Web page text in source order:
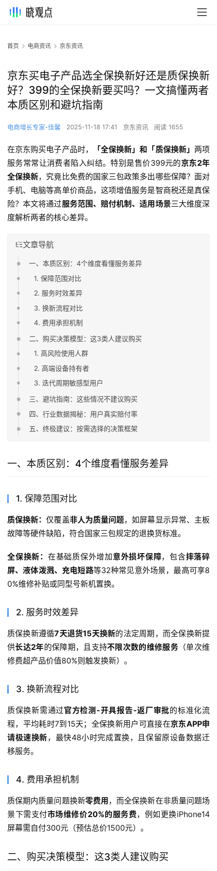
首页 电商资讯 京东资讯
京东买电子产品选全保换新好还是质保换新
好？399的全保换新要买吗？一文搞懂两者
本质区别和避坑指南
电商增长专家-佳馨 2025-11-18 17:41 京东资讯 阅读 1655
在京东购买电子产品时， 「全保换新」和「质保换新」 两项
服务常常让消费者陷入纠结。特别是售价399元的京东2年
全保换新，究竟比免费的国家三包政策多出哪些保障？面对
手机、电脑等高单价商品，这项增值服务是智商税还是真保
险？本文将通过服务范围、赔付机制、适用场景三大维度深
度解析两者的核心差异。
文章导航
一、本质区别：4个维度看懂服务差异
1. 保障范围对比
2. 服务时效差异
3. 换新流程对比
4. 费用承担机制
二、购买决策模型：这3类人建议购买
1. 高风险使用人群
2. 高端设备持有者
3. 迭代周期敏感型用户
三、避坑指南：这些情况不建议购买
四、行业数据揭秘：用户真实赔付率
五、终极建议：按需选择的决策框架
一、本质区别：4个维度看懂服务差异
1. 保障范围对比
质保换新：仅覆盖非人为质量问题，如屏幕显示异常、主板
故障等硬件缺陷，符合国家三包规定的退换货标准。
全保换新： 在基础质保外增加意外损坏保障，包含摔落碎
屏、液体泼溅、充电短路等32种常见意外场景，最高可享8
0%维修补贴或同型号新机置换。
2. 服务时效差异
质保换新遵循7天退货15天换新的法定周期，而全保换新提
供长达2年的保障期，且支持不限次数的维修服务 （单次维
修费超产品价值80%则触发换新）。
3. 换新流程对比
质保换新需通过官方检测-开具报告-返厂审批的标准化流
程，平均耗时7到15天；全保换新用户可直接在京东APP申
请极速换新，最快48小时完成置换，且保留原设备数据迁
移服务。
4. 费用承担机制
质保期内质量问题换新零费用 ，而全保换新在非质量问题场
景下需支付市场维修价20%的服务费，例如更换iPhone14
屏幕需自付300元（预估总价1500元）。
二、购买决策模型：这3类人建议购买